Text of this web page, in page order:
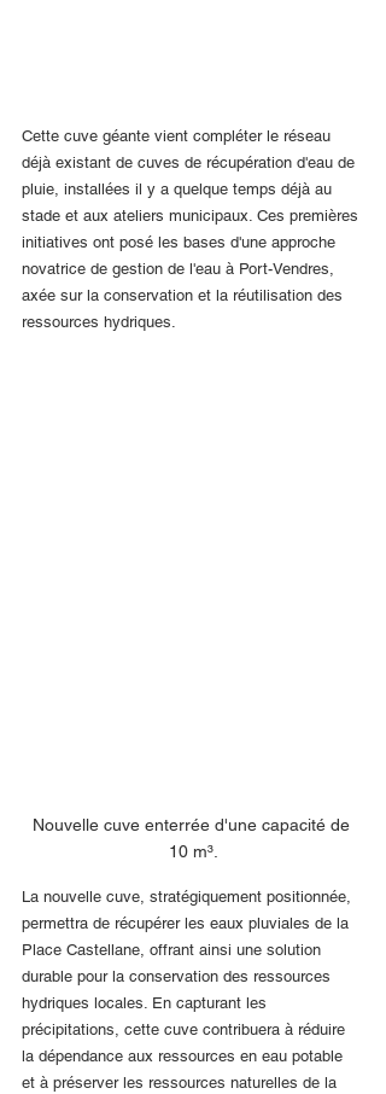
Cette cuve géante vient compléter le réseau
déjà existant de cuves de récupération d'eau de
pluie, installées il y a quelque temps déjà au
stade et aux ateliers municipaux. Ces premières
initiatives ont posé les bases d'une approche
novatrice de gestion de l'eau à Port-Vendres,
axée sur la conservation et la réutilisation des
ressources hydriques.
Nouvelle cuve enterrée d'une capacité de
10 m³.
La nouvelle cuve, stratégiquement positionnée,
permettra de récupérer les eaux pluviales de la
Place Castellane, offrant ainsi une solution
durable pour la conservation des ressources
hydriques locales. En capturant les
précipitations, cette cuve contribuera à réduire
la dépendance aux ressources en eau potable
et à préserver les ressources naturelles de la